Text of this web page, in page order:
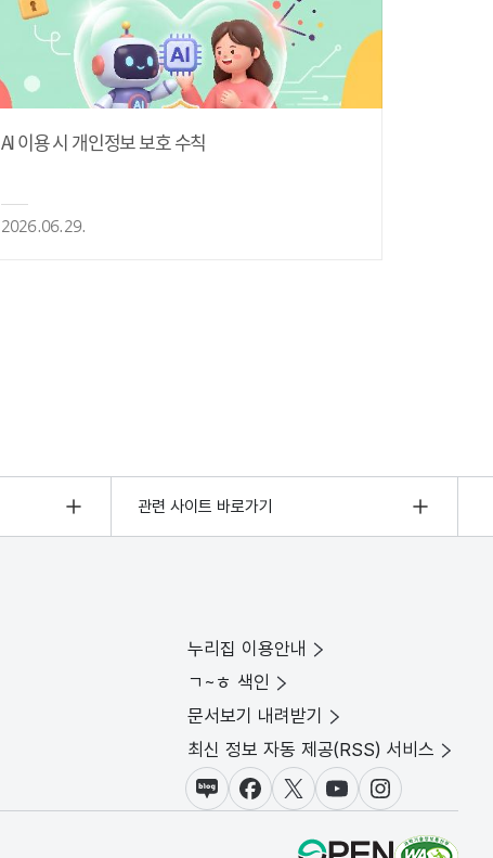
AI 이용 시 개인정보 보호 수칙
2026.06.29.
관련 사이트 바로가기
누리집 이용안내
ㄱ~ㅎ 색인
문서보기 내려받기
최신 정보 자동 제공(RSS) 서비스
블로그페이스북X(트위터)
유튜브인스타그램